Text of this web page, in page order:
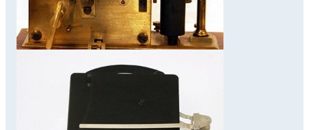
parásites, lo…
sistema baudot